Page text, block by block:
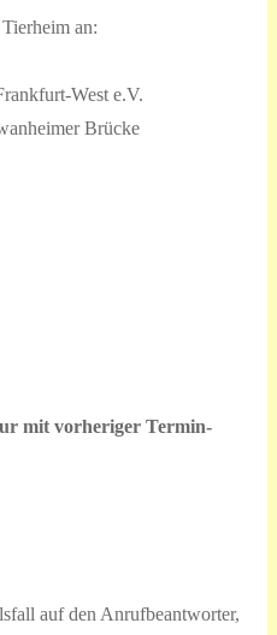
an:
West e.V.
Brücke
mit vorheriger Termin-
auf den Anrufbeantworter,